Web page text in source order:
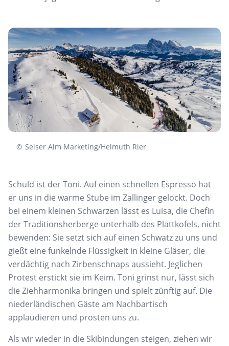
© Seiser Alm Marketing/Helmuth Rier
Schuld ist der Toni. Auf einen schnellen Espresso hat
er uns in die warme Stube im Zallinger gelockt. Doch
bei einem kleinen Schwarzen lässt es Luisa, die Chefin
der Traditionsherberge unterhalb des Plattkofels, nicht
bewenden: Sie setzt sich auf einen Schwatz zu uns und
gießt eine funkelnde Flüssigkeit in kleine Gläser, die
verdächtig nach Zirbenschnaps aussieht. Jeglichen
Protest erstickt sie im Keim. Toni grinst nur, lässt sich
die Ziehharmonika bringen und spielt zünftig auf. Die
niederländischen Gäste am Nachbartisch
applaudieren und prosten uns zu.
Als wir wieder in die Skibindungen steigen, ziehen wir